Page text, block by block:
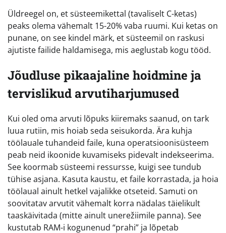
Üldreegel on, et süsteemikettal (tavaliselt C-ketas)
peaks olema vähemalt 15-20% vaba ruumi. Kui ketas on
punane, on see kindel märk, et süsteemil on raskusi
ajutiste failide haldamisega, mis aeglustab kogu tööd.
Jõudluse pikaajaline hoidmine ja
tervislikud arvutiharjumused
Kui oled oma arvuti lõpuks kiiremaks saanud, on tark
luua rutiin, mis hoiab seda seisukorda. Ära kuhja
töölauale tuhandeid faile, kuna operatsioonisüsteem
peab neid ikoonide kuvamiseks pidevalt indekseerima.
See koormab süsteemi ressursse, kuigi see tundub
tühise asjana. Kasuta kaustu, et faile korrastada, ja hoia
töölaual ainult hetkel vajalikke otseteid. Samuti on
soovitatav arvutit vähemalt korra nädalas täielikult
taaskäivitada (mitte ainult unerežiimile panna). See
kustutab RAM-i kogunenud “prahi” ja lõpetab